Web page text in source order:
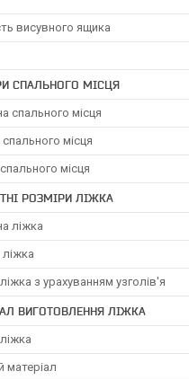
висувного ящика
СПАЛЬНОГО МІСЦЯ
спального місця
місця
місця
РОЗМІРИ ЛІЖКА
ліжка
з урахуванням узголів'я
ВИГОТОВЛЕННЯ ЛІЖКА
матеріал